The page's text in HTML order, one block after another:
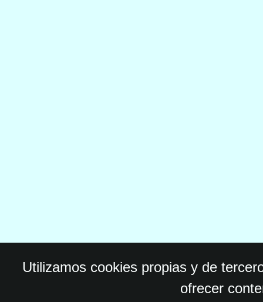
Utilizamos cookies propias y de
ofrecer